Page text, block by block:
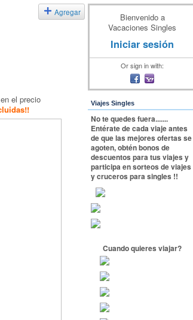
Agregar
el precio
Bienvenido a
Vacaciones Singles
Iniciar sesión
Or sign in with:
Viajes Singles
No te quedes fuera.......
Entérate de cada viaje antes
de que las mejores ofertas se
agoten, obtén bonos de
descuentos para tus viajes y
participa en sorteos de viajes
y cruceros para singles !!
Cuando quieres viajar?